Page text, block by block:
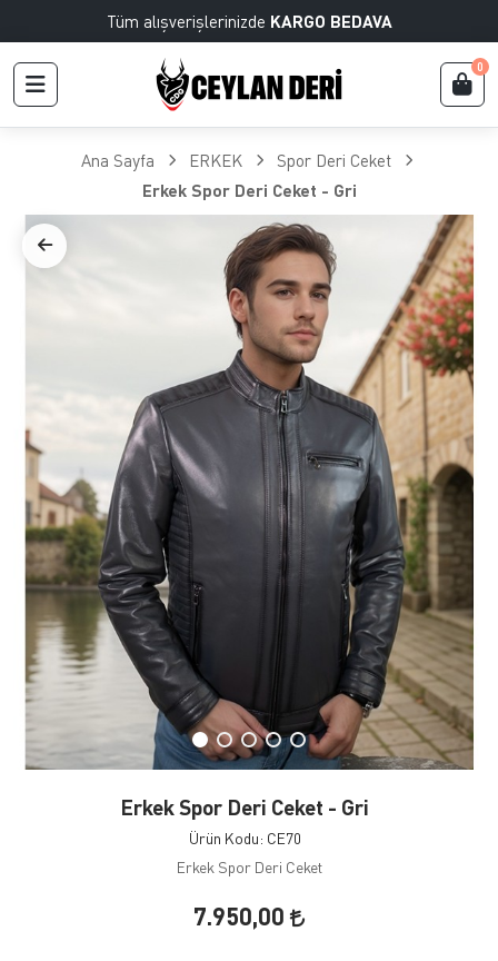
Tüm alışverişlerinizde KARGO BEDAVA
0
Ana Sayfa ERKEK
Spor Deri Ceket
Erkek Spor Deri Ceket - Gri
Erkek Spor Deri Ceket - Gri
Ürün Kodu: CE70
Erkek Spor Deri Ceket
7.950,00